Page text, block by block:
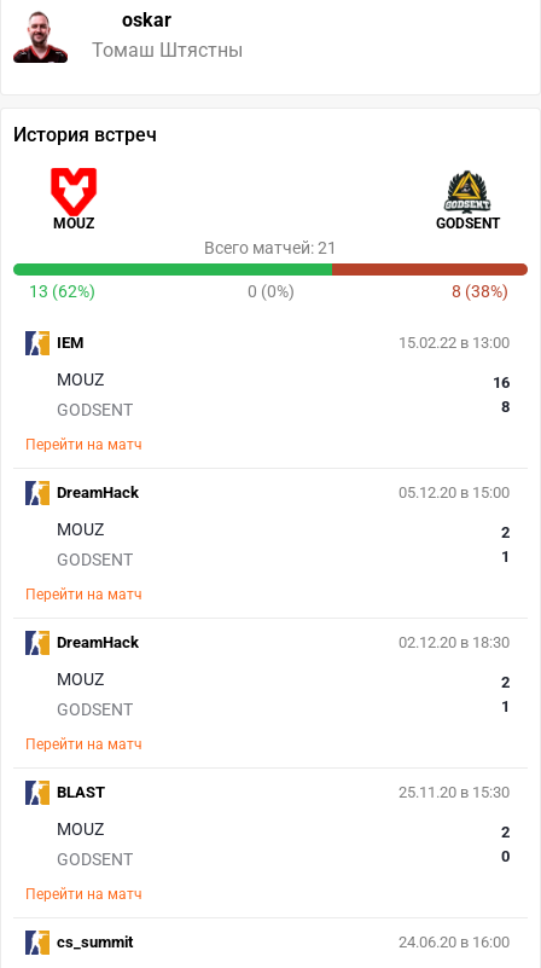
oskar
Томаш Штястны
История встреч
MOUZ GODSENT
Всего матчей: 21
13 (62%) 0 (0%) 8 (38%)
15.02.22 в 13:00
MOUZ
GODSENT
16
8
Перейти на матч
IEM
05.12.20 в 15:00
MOUZ
GODSENT
2
1
Перейти на матч
DreamHack
02.12.20 в 18:30
MOUZ
GODSENT
2
1
Перейти на матч
DreamHack
25.11.20 в 15:30
MOUZ
GODSENT
2
0
Перейти на матч
BLAST
24.06.20 в 16:00
cs_summit